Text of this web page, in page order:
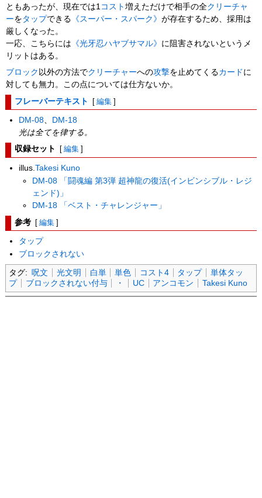
ともあったが、現在では1コスト増えただけで相手の全クリーチャ
ーを タップできる 《スーパー・スパーク》が存在するため、採用は
厳しくなった。
一応、こちらには 《光牙忍ハヤブサマル》 に阻害されないというメ
リットはある。
ブロック 以外の方法でクリーチャーへの攻撃を止めてくるカード に
対しても無力。この点については仕方ないか。
フレーバーテキスト [ 編集 ]
DM-08
DM-18
光は全てを律する。
収録セット [ 編集 ]
illus.Takesi Kuno
DM-08 「闘魂編 第3弾 超神龍の復活(インビンシブル・レジ
ェンド)」
DM-18 「ベスト・チャレンジャー」
参考 [ 編集 ]
タップ
ブロックされない
タグ: 呪文 光文明 白単 単色 コスト4 タップ
単体タッ
プ
ブロックされない付与 ・ UC アンコモン Takesi Kuno